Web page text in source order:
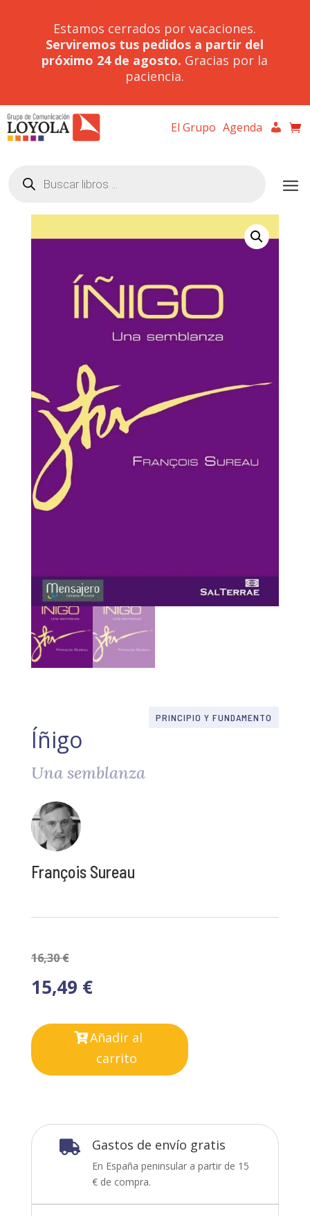
Estamos cerrados por vacaciones.
Serviremos tus pedidos a partir del
próximo 24 de agosto. Gracias por la
paciencia.
El Grupo Agenda
productos
PRINCIPIO Y FUNDAMENTO
Íñigo
Una semblanza
François Sureau
16,30€
15,49 €
Añadir al
carrito
 Gastos de envío gratis
En España peninsular a partir de 15
€ de compra.